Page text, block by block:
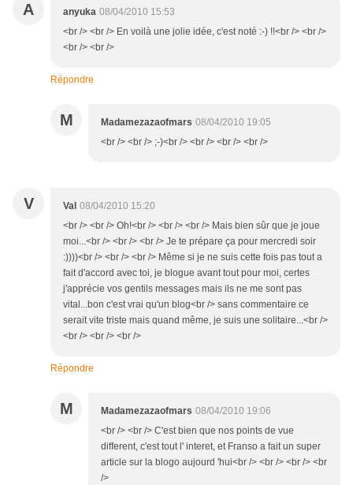
A anyuka 08/04/2010 15:53
<br /> <br /> En voilà une jolie idée, c'est noté :-) !!<br /> <br />
<br /> <br />
Répondre
M Madamezazaofmars 08/04/2010 19:05
<br /> <br /> ;-)<br /> <br /> <br /> <br />
V Val 08/04/2010 15:20
<br /> <br /> Oh!<br /> <br /> <br /> Mais bien sûr que je joue
moi...<br /> <br /> <br /> Je te prépare ça pour mercredi soir
:))))<br /> <br /> <br /> Même si je ne suis cette fois pas tout a
fait d'accord avec toi, je blogue avant tout pour moi, certes
j'apprécie vos gentils messages mais ils ne me sont pas
vital...bon c'est vrai qu'un blog<br /> sans commentaire ce
serait vite triste mais quand même, je suis une solitaire...<br />
<br /> <br /> <br />
Répondre
M Madamezazaofmars 08/04/2010 19:06
<br /> <br /> C'est bien que nos points de vue
different, c'est tout l' interet, et Franso a fait un super
article sur la blogo aujourd 'hui<br /> <br /> <br /> <br
/>